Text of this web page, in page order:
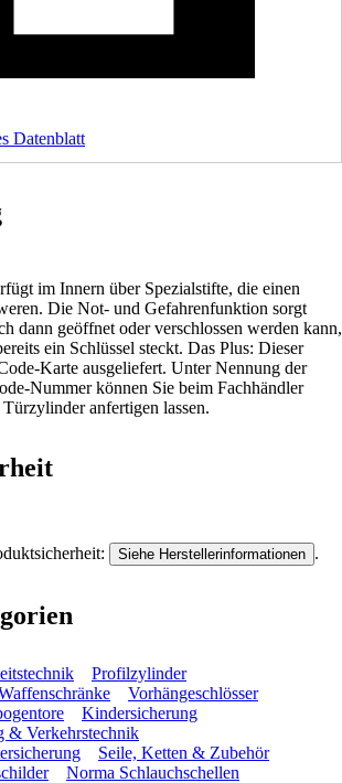
Datenblatt
im Innern über Spezialstifte, die einen
Die Not- und Gefahrenfunktion sorgt
dann geöffnet oder verschlossen werden kann,
ein Schlüssel steckt. Das Plus: Dieser
Karte ausgeliefert. Unter Nennung der
Nummer können Sie beim Fachhändler
anfertigen lassen.
Siehe Herstellerinformationen .
Profilzylinder
Vorhängeschlösser
Kindersicherung
& Verkehrstechnik
Seile, Ketten & Zubehör
Norma Schlauchschellen